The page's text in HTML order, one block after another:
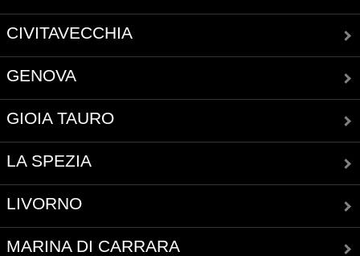
CIVITAVECCHIA
GENOVA
GIOIA TAURO
LA SPEZIA
LIVORNO
MARINA DI CARRARA